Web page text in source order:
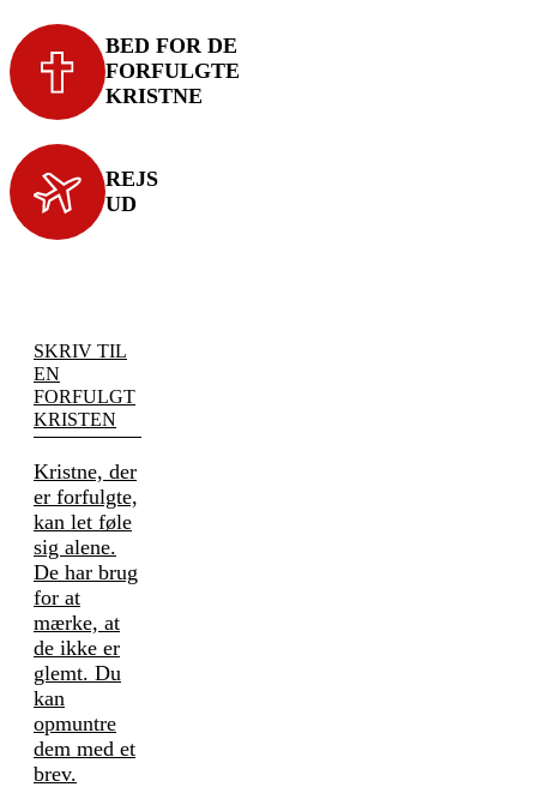
BED FOR DE
FORFULGTE
KRISTNE
REJS
UD
SKRIV TIL
EN
FORFULGT
KRISTEN
Kristne, der
er forfulgte,
kan let føle
sig alene.
De har brug
for at
mærke, at
de ikke er
glemt. Du
kan
opmuntre
dem med et
brev.